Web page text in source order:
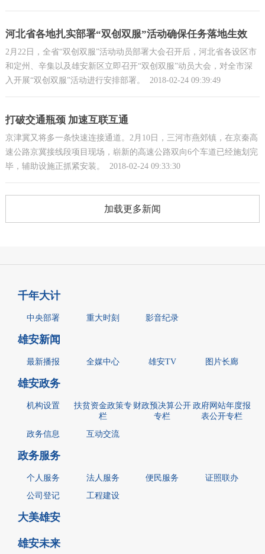
河北省各地扎实部署“双创双服”活动确保任务落地生效
2月22日，全省“双创双服”活动动员部署大会召开后，河北省各设区市
和定州、辛集以及雄安新区立即召开“双创双服”动员大会，对全市深
入开展“双创双服”活动进行安排部署。
2018-02-24 09:39:49
打破交通瓶颈 加速互联互通
京津冀又将多一条快速连接通道。2月10日，三河市燕郊镇，在京秦高
速公路京冀接线段项目现场，崭新的高速公路双向6个车道已经施划完
毕，辅助设施正抓紧安装。
2018-02-24 09:33:30
加载更多新闻
千年大计
中央部署 重大时刻 影音纪录
雄安新闻
最新播报 全媒中心 雄安TV 图片长廊
雄安政务
机构设置
扶贫资金政策专
栏
财政预决算公开
专栏
政府网站年度报
表公开专栏
政务信息
互动交流
政务服务
个人服务 法人服务 便民服务
证照联办
公司登记
工程建设
大美雄安
雄安未来